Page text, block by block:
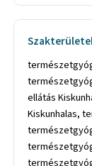
ellátás
Kiskunhalas,